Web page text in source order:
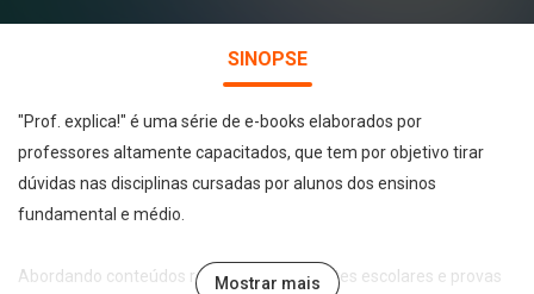
SINOPSE
"Prof. explica!" é uma série de e-books elaborados por
professores altamente capacitados, que tem por objetivo tirar
dúvidas nas disciplinas cursadas por alunos dos ensinos
fundamental e médio.
Abordando conteúdos recorrentes em testes escolares e provas
Mostrar mais